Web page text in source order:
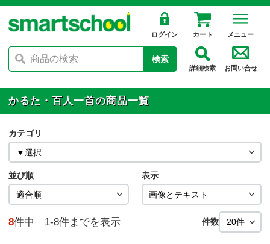
ログイン カート メニュー
検索
詳細検索 お問い合せ
かるた・百人一首の商品一覧
カテゴリ
並び順 表示
8件中 1-8件までを表示 件数